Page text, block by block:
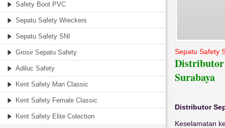
Safety Boot PVC
Sepatu Safety Wreckers
Sepatu Safety SNI
Grosir Sepatu Safety
Adiluc Safety
Kent Safety Man Classic
Kent Safety Female Classic
Kent Safety Elite Colection
Sepatu Safety
Distributor
Surabaya
Distributor
Keselamatan